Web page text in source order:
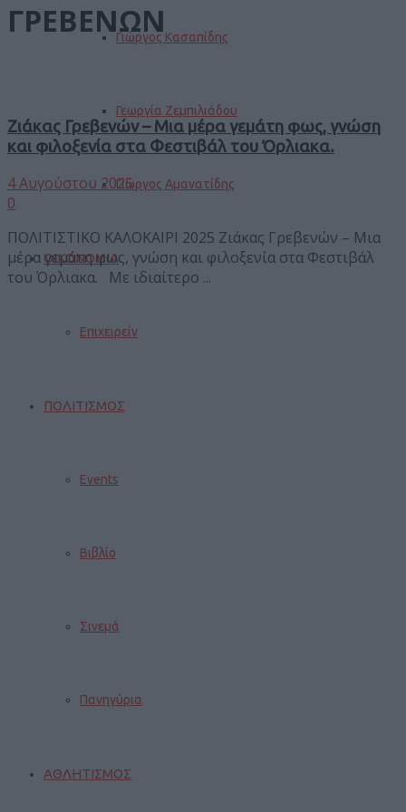
Γιώργος Κασαπίδης
Γεωργία Ζεμπιλιάδου
Γιώργος Αμανατίδης
ΟΙΚΟΝΟΜΙΑ
Επιχειρείν
ΠΟΛΙΤΙΣΜΟΣ
Events
Βιβλίο
Σινεμά
Πανηγύρια
ΑΘΛΗΤΙΣΜΟΣ
ΓΡΕΒΕΝΩΝ
Ζιάκας Γρεβενών – Μια μέρα γεμάτη φως, γνώση
και φιλοξενία στα Φεστιβάλ του Όρλιακα.
4 Αυγούστου 2025
0
ΠΟΛΙΤΙΣΤΙΚΟ ΚΑΛΟΚΑΙΡΙ 2025 Ζιάκας Γρεβενών – Μια
μέρα γεμάτη φως, γνώση και φιλοξενία στα Φεστιβάλ
του Όρλιακα. Με ιδιαίτερο ...